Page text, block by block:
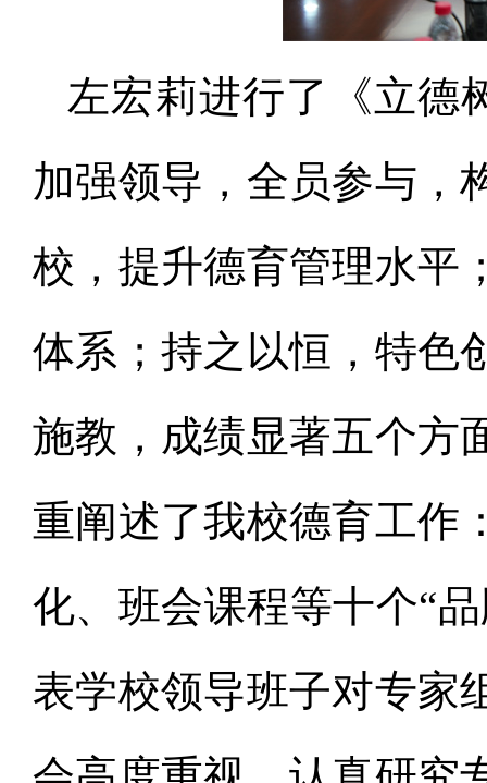
左宏莉进行了《立德
加强领导，全员参与，
校，提升德育管理水平
体系；持之以恒，特色
施教，成绩显著五个方
重阐述了我校德育工作
化、班会课程等十个“
表学校领导班子对专家